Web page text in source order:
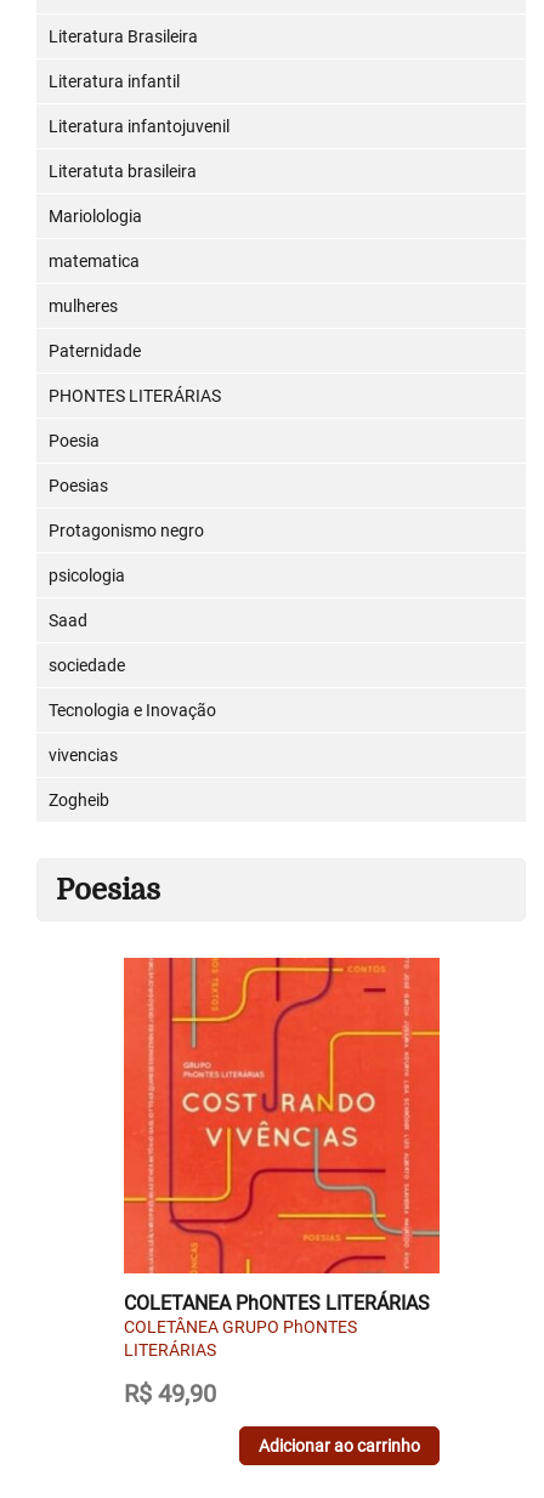
Literatura Brasileira
Literatura infantil
Literatura infantojuvenil
Literatuta brasileira
Mariolologia
matematica
mulheres
Paternidade
PHONTES LITERÁRIAS
Poesia
Poesias
Protagonismo negro
psicologia
Saad
sociedade
Tecnologia e Inovação
vivencias
Zogheib
Poesias
COLETANEA PhONTES LITERÁRIAS
COLETÂNEA GRUPO PhONTES
LITERÁRIAS
R$ 49,90
Adicionar ao carrinho